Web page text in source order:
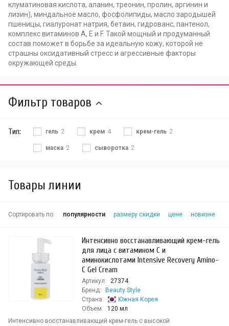
клуматиновая кислота, аланин, треонин, пролин, аргинин и
лизин), миндальное масло, фосфолипиды, масло зародышей
пшеницы, гиалуронат натрия, бетаин, гидрованс, пантенол,
комплекс витаминов А, Е и F. Такой мощный и продуманный
состав поможет в борьбе за идеальную кожу, которой не
страшны оксидативный стресс и агрессивные факторы
окружающей среды.
Фильтр товаров
Тип: гель 2 крем 4 крем-гель 2
маска 2 сыворотка 2
Товары линии
Сортировать по: популярности размеру скидки цене новизне
Интенсивно восстанавливающий крем-гель
для лица с витамином С и
аминокислотами Intensive Recovery Amino-
C Gel Cream
Артикул:
27374
Бренд:
Beauty Style
Страна:
Южная Корея
Объем:
120 мл
Интенсивно восстанавливающий крем-гель с высокой